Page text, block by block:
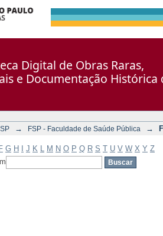
Digital de Obras Raras,
e Documentação Histórica
→ FSP - Faculdade de Saúde Pública →
F G H J K M N O P Q R S T U V W X Y Z